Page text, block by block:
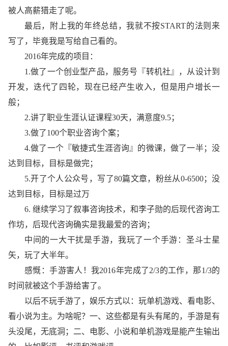
被人高薪猎走了呢。
最后，附上我的年终总结，我就不按START的法则来
写了，毕竟我是写给自己看的。
2016年完成的项目：
1.做了一个创业型产品，服务号『转机社』，从设计到
开发，迭代了四轮，现在已经产生收入，但是用户增长一
般；
2.讲了职业生涯认证课程30天，满意度9.5；
3.做了100个职业咨询个案；
4.做了一个『敏捷式生涯咨询』的微课，做了一半；没
达到目标，目标是做完；
5.开了个人公众号，写了80篇文章，粉丝从0-6500；没
达到目标，目标是过万
6. 继续学习了叙事咨询技术，和李子勋的后现代咨询工
作坊，后现代咨询确实是我最爱的咨询；
中间的一大干扰是手游，我玩了一个手游：圣斗士星
矢，玩了大半年。
感慨：手游害人！我2016年完成了2/3的工作，那1/3的
时间就被这个手游给害了。
以后不玩手游了，娱乐方式以：玩单机游戏、看电影、
看小说为主。为啥呢？一、这些都是有头有尾的，手游是有
头没尾，无底洞；二、电影、小说和单机游戏是能产生输出